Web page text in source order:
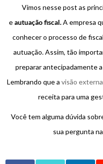
Vimos nesse post as
eautuação fiscal.A empresa
conhecer o processo de
autuação. Assim, tão
preparar antecipadamente
Lembrando que a visão
receita para uma
Você tem alguma dúvida
sua pergunta